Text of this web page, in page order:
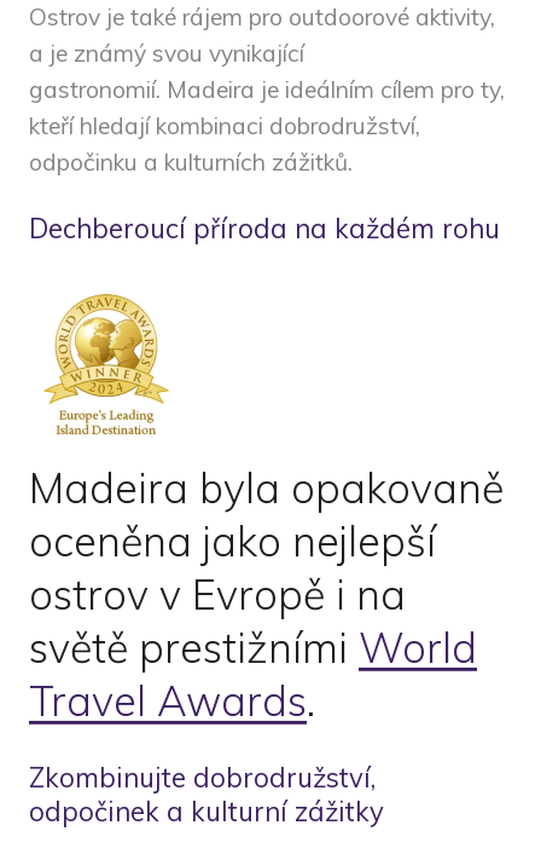
Ostrov je také rájem pro outdoorové aktivity,
a je známý svou vynikající
gastronomií. Madeira je ideálním cílem pro ty,
kteří hledají kombinaci dobrodružství,
odpočinku a kulturních zážitků.
Dechberoucí příroda na každém rohu
Madeira byla opakovaně
oceněna jako nejlepší
ostrov v Evropě i na
světě prestižními World
Travel Awards.
Zkombinujte dobrodružství,
odpočinek a kulturní zážitky